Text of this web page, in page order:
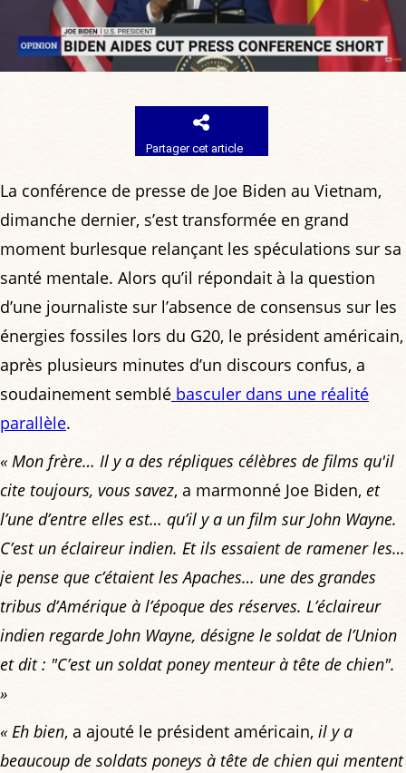
Partager cet article
La conférence de presse de Joe Biden au Vietnam,
dimanche dernier, s’est transformée en grand
moment burlesque relançant les spéculations sur sa
santé mentale. Alors qu’il répondait à la question
d’une journaliste sur l’absence de consensus sur les
énergies fossiles lors du G20, le président américain,
après plusieurs minutes d’un discours confus, a
soudainement semblé basculer dans une réalité
parallèle.
« Mon frère… Il y a des répliques célèbres de films qu'il
cite toujours, vous savez, a marmonné Joe Biden, et
l’une d’entre elles est… qu’il y a un film sur John Wayne.
C’est un éclaireur indien. Et ils essaient de ramener les…
je pense que c’étaient les Apaches… une des grandes
tribus d’Amérique à l’époque des réserves. L’éclaireur
indien regarde John Wayne, désigne le soldat de l’Union
et dit : "C’est un soldat poney menteur à tête de chien".
»
« Eh bien, a ajouté le président américain, il y a
beaucoup de soldats poneys à tête de chien qui mentent